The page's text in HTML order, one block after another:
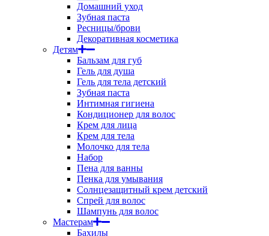
Домашний уход
Зубная паста
Ресницы/брови
Декоративная косметика
Детям
Бальзам для губ
Гель для душа
Гель для тела детский
Зубная паста
Интимная гигиена
Кондиционер для волос
Крем для лица
Крем для тела
Молочко для тела
Набор
Пена для ванны
Пенка для умывания
Солнцезащитный крем детский
Спрей для волос
Шампунь для волос
Мастерам
Бахилы